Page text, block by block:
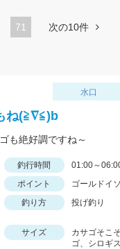
71 次の10件
水口
ね(≧∇≦)b
も絶好調ですね～
釣行時間
01:00～
ポイント
ゴールドイ
釣り方 投げ釣り
サイズ
カサゴそこ
ゴ、シロギ